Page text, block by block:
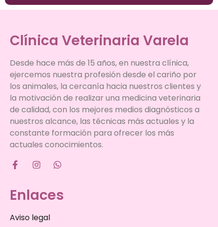
Clínica Veterinaria Varela
Desde hace más de 15 años, en nuestra clínica,
ejercemos nuestra profesión desde el cariño por
los animales, la cercanía hacia nuestros clientes y
la motivación de realizar una medicina veterinaria
de calidad, con los mejores medios diagnósticos a
nuestros alcance, las técnicas más actuales y la
constante formación para ofrecer los más
actuales conocimientos.
Enlaces
Aviso legal